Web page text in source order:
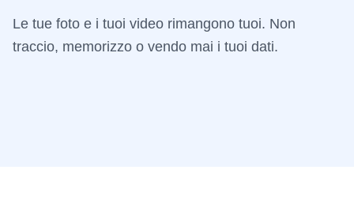
Le tue foto e i tuoi video rimangono tuoi. Non
traccio, memorizzo o vendo mai i tuoi dati.